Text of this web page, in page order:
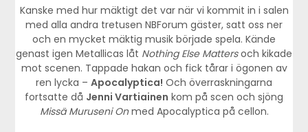
Kanske med hur mäktigt det var när vi kommit in i salen
med alla andra tretusen NBForum gäster, satt oss ner
och en mycket mäktig musik började spela. Kände
genast igen Metallicas låt Nothing Else Mattersoch kikade
mot scenen. Tappade hakan och fick tårar i ögonen av
ren lycka – Apocalyptica! Och överraskningarna
fortsatte då Jenni Vartiainen kom på scen och sjöng
Missä Muruseni Onmed Apocalyptica på cellon.